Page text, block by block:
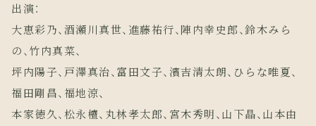
出演：
大恵彩乃、酒瀬川真世、進藤祐行、陣内幸史郎、鈴木みら
の、竹内真菜、
坪内陽子、戸澤真治、富田文子、濱吉清太朗、ひらな唯夏、
福田剛昌、福地涼、
本家徳久、松永檀、丸林孝太郎、宮木秀明、山下晶、山本由